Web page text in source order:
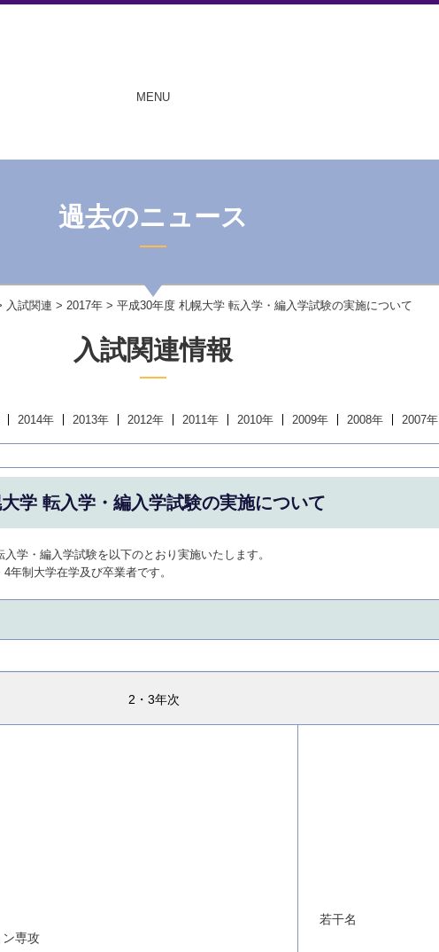
MENU
過去のニュース
入試関連 > 2017年 > 平成30年度 札幌大学 転入学・編入学試験の実施について
入試関連情報
2014年 2013年 2012年 2011年 2010年 2009年 2008年 2007年
学 転入学・編入学試験の実施について
学・編入学試験を以下のとおり実施いたします。
年制大学在学及び卒業者です。
2・3年次
専攻
若干名